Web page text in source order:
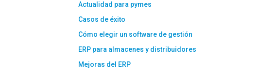
Actualidad para pymes
Casos de éxito
Cómo elegir un software de gestión
ERP para almacenes y distribuidores
Mejoras del ERP